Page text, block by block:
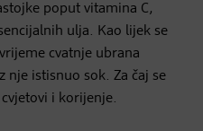
poput vitamina C,
ulja. Kao lijek se
cvatnje ubrana
nje istisnuo sok. Za čaj se
i korijenje.